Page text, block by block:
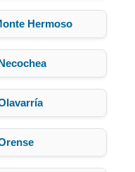
Hermoso